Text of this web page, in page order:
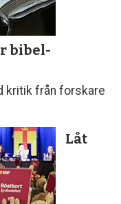
bibel­
kritik från forskare
Låt